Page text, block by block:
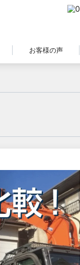
お客様の声